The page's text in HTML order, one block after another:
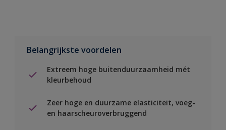
Belangrijkste voordelen
Extreem hoge buitenduurzaamheid mét
kleurbehoud
Zeer hoge en duurzame elasticiteit, voeg-
en haarscheuroverbruggend